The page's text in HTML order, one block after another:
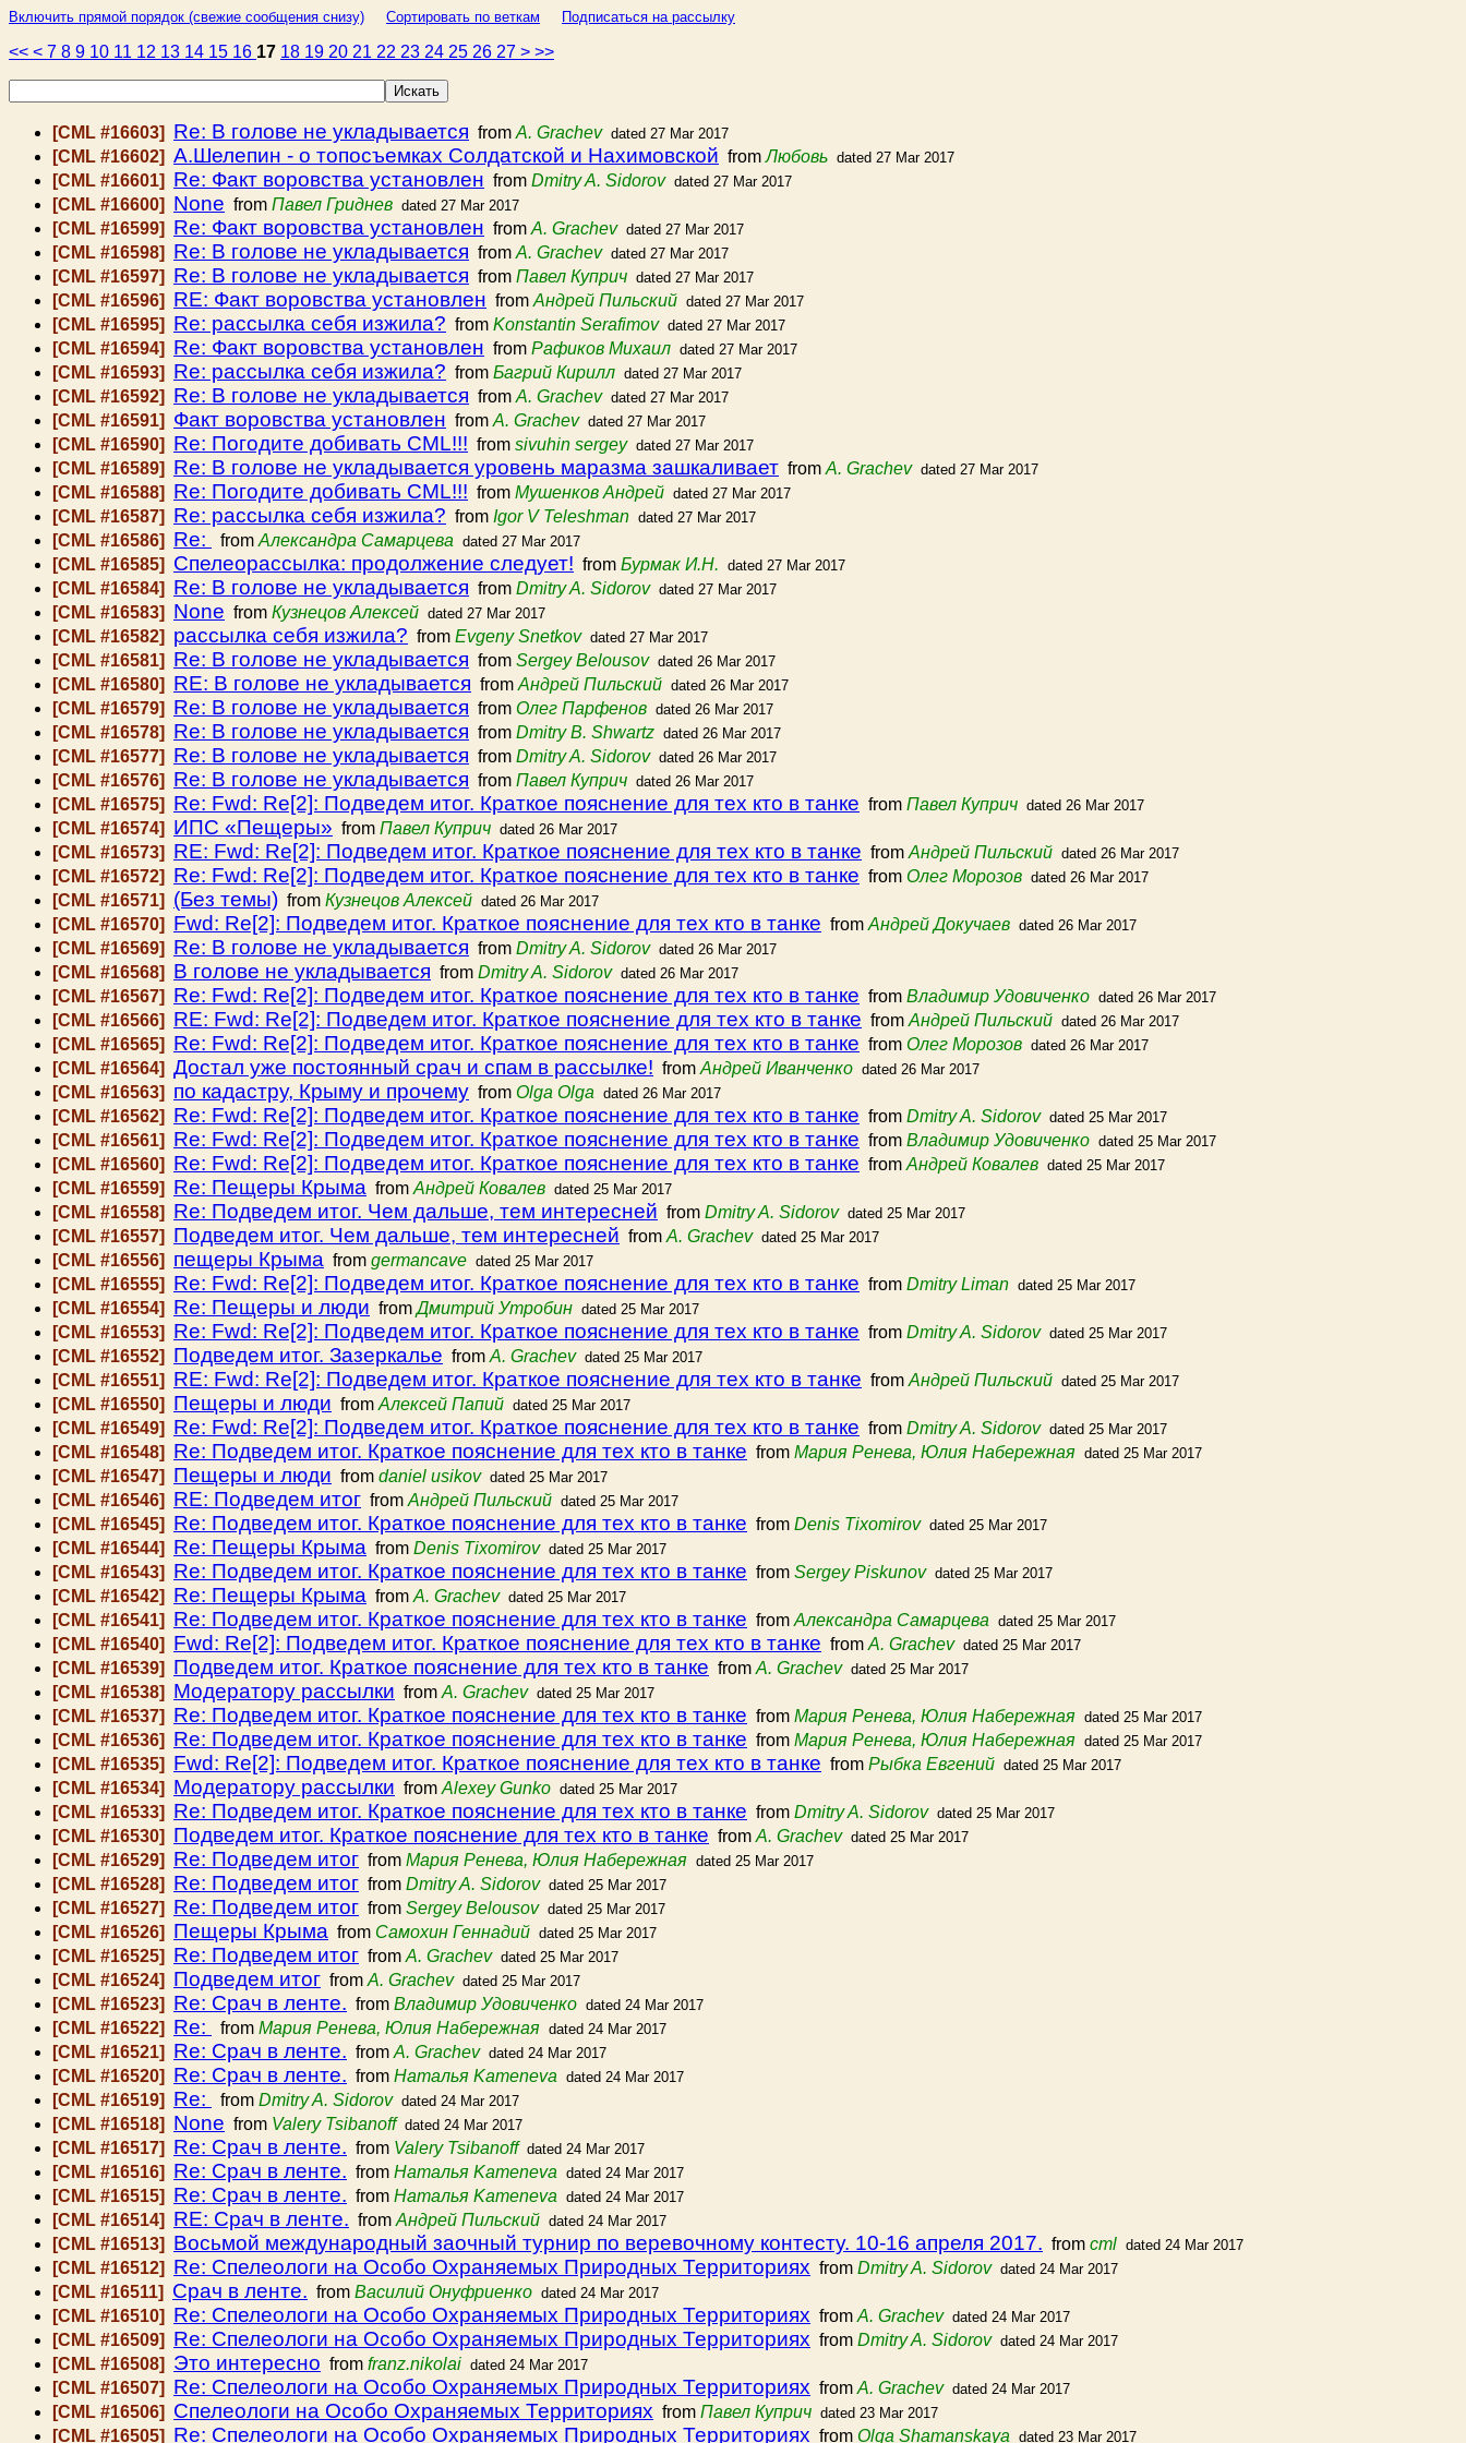
Включить прямой порядок (свежие сообщения снизу) Сортировать по веткам Подписаться на рассылку
<< < 7 8 9 10 11 12 13 14 15 16 17 18 19 20 21 22 23 24 25 26 27 > >>
[CML #16603] Re: В голове не укладывается from A. Grachev dated 27 Mar 2017
[CML #16602] А.Шелепин - о топосъемках Солдатской и Нахимовской fromЛюбовь dated 27 Mar 2017
[CML #16601] Re: Факт воровства установлен from Dmitry A. Sidorov dated 27 Mar 2017
[CML #16600] None from Павел Гриднев dated 27 Mar 2017
[CML #16599] Re: Факт воровства установлен from A. Grachev dated 27 Mar 2017
[CML #16598] Re: В голове не укладывается from A. Grachev dated 27 Mar 2017
[CML #16597] Re: В голове не укладывается from Павел Куприч dated 27 Mar 2017
[CML #16596] RE: Факт воровства установлен from Андрей Пильский dated 27 Mar 2017
[CML #16595] Re: рассылка себя изжила? from Konstantin Serafimov dated 27 Mar 2017
[CML #16594] Re: Факт воровства установлен from Рафиков Михаил dated 27 Mar 2017
[CML #16593] Re: рассылка себя изжила? from Багрий Кирилл dated 27 Mar 2017
[CML #16592] Re: В голове не укладывается from A. Grachev dated 27 Mar 2017
[CML #16591] Факт воровства установлен from A. Grachev dated 27 Mar 2017
[CML #16590] Re: Погодите добивать CML!!! from sivuhin sergey dated 27 Mar 2017
[CML #16589] Re: В голове не укладывается уровень маразма зашкаливает from A. Grachev dated 27 Mar 2017
[CML #16588] Re: Погодите добивать CML!!! from Мушенков Андрей dated 27 Mar 2017
[CML #16587] Re: рассылка себя изжила? from Igor V Teleshman dated 27 Mar 2017
[CML #16586] Re: from Александра Самарцева dated 27 Mar 2017
[CML #16585] Спелеорассылка: продолжение следует! from Бурмак И.Н. dated 27 Mar 2017
[CML #16584] Re: В голове не укладывается from Dmitry A. Sidorov dated 27 Mar 2017
[CML #16583] None from Кузнецов Алексей dated 27 Mar 2017
[CML #16582] рассылка себя изжила? from Evgeny Snetkov dated 27 Mar 2017
[CML #16581] Re: В голове не укладывается from Sergey Belousov dated 26 Mar 2017
[CML #16580] RE: В голове не укладывается from Андрей Пильский dated 26 Mar 2017
[CML #16579] Re: В голове не укладывается from Олег Парфенов dated 26 Mar 2017
[CML #16578] Re: В голове не укладывается from Dmitry B. Shwartz dated 26 Mar 2017
[CML #16577] Re: В голове не укладывается from Dmitry A. Sidorov dated 26 Mar 2017
[CML #16576] Re: В голове не укладывается from Павел Куприч dated 26 Mar 2017
[CML #16575] Re: Fwd: Re[2]: Подведем итог. Краткое пояснение для тех кто в танке from Павел Куприч dated 26 Mar 2017
[CML #16574] ИПС «Пещеры» from Павел Куприч dated 26 Mar 2017
[CML #16573] RE: Fwd: Re[2]: Подведем итог. Краткое пояснение для тех кто в танке from Андрей Пильский dated 26 Mar 2017
[CML #16572] Re: Fwd: Re[2]: Подведем итог. Краткое пояснение для тех кто в танке from Олег Морозов dated 26 Mar 2017
[CML #16571] (Без темы) from Кузнецов Алексей dated 26 Mar 2017
[CML #16570] Fwd: Re[2]: Подведем итог. Краткое пояснение для тех кто в танке from Андрей Докучаев dated 26 Mar 2017
[CML #16569] Re: В голове не укладывается from Dmitry A. Sidorov dated 26 Mar 2017
[CML #16568] В голове не укладывается from Dmitry A. Sidorov dated 26 Mar 2017
[CML #16567] Re: Fwd: Re[2]: Подведем итог. Краткое пояснение для тех кто в танке from Владимир Удовиченко dated 26 Mar 2017
[CML #16566] RE: Fwd: Re[2]: Подведем итог. Краткое пояснение для тех кто в танке from Андрей Пильский dated 26 Mar 2017
[CML #16565] Re: Fwd: Re[2]: Подведем итог. Краткое пояснение для тех кто в танке from Олег Морозов dated 26 Mar 2017
[CML #16564] Достал уже постоянный срач и спам в рассылке! from Андрей Иванченко dated 26 Mar 2017
[CML #16563] по кадастру, Крыму и прочему from Olga Olga dated 26 Mar 2017
[CML #16562] Re: Fwd: Re[2]: Подведем итог. Краткое пояснение для тех кто в танке from Dmitry A. Sidorov dated 25 Mar 2017
[CML #16561] Re: Fwd: Re[2]: Подведем итог. Краткое пояснение для тех кто в танке from Владимир Удовиченко dated 25 Mar 2017
[CML #16560] Re: Fwd: Re[2]: Подведем итог. Краткое пояснение для тех кто в танке from Андрей Ковалев dated 25 Mar 2017
[CML #16559] Re: Пещеры Крыма from Андрей Ковалев dated 25 Mar 2017
[CML #16558] Re: Подведем итог. Чем дальше, тем интересней from Dmitry A. Sidorov dated 25 Mar 2017
[CML #16557] Подведем итог. Чем дальше, тем интересней from A. Grachev dated 25 Mar 2017
[CML #16556] пещеры Крыма from germancave dated 25 Mar 2017
[CML #16555] Re: Fwd: Re[2]: Подведем итог. Краткое пояснение для тех кто в танке from Dmitry Liman dated 25 Mar 2017
[CML #16554] Re: Пещеры и люди fromДмитрий Утробин dated 25 Mar 2017
[CML #16553] Re: Fwd: Re[2]: Подведем итог. Краткое пояснение для тех кто в танке from Dmitry A. Sidorov dated 25 Mar 2017
[CML #16552] Подведем итог. Зазеркалье from A. Grachev dated 25 Mar 2017
[CML #16551] RE: Fwd: Re[2]: Подведем итог. Краткое пояснение для тех кто в танке from Андрей Пильский dated 25 Mar 2017
[CML #16550] Пещеры и люди from Алексей Папий dated 25 Mar 2017
[CML #16549] Re: Fwd: Re[2]: Подведем итог. Краткое пояснение для тех кто в танке from Dmitry A. Sidorov dated 25 Mar 2017
[CML #16548] Re: Подведем итог. Краткое пояснение для тех кто в танке from Мария Ренева, Юлия Набережная dated 25 Mar 2017
[CML #16547] Пещеры и люди from daniel usikov dated 25 Mar 2017
[CML #16546] RE: Подведем итог from Андрей Пильский dated 25 Mar 2017
[CML #16545] Re: Подведем итог. Краткое пояснение для тех кто в танке from Denis Tixomirov dated 25 Mar 2017
[CML #16544] Re: Пещеры Крыма from Denis Tixomirov dated 25 Mar 2017
[CML #16543] Re: Подведем итог. Краткое пояснение для тех кто в танке from Sergey Piskunov dated 25 Mar 2017
[CML #16542] Re: Пещеры Крыма from A. Grachev dated 25 Mar 2017
[CML #16541] Re: Подведем итог. Краткое пояснение для тех кто в танке from Александра Самарцева dated 25 Mar 2017
[CML #16540] Fwd: Re[2]: Подведем итог. Краткое пояснение для тех кто в танке from A. Grachev dated 25 Mar 2017
[CML #16539] Подведем итог. Краткое пояснение для тех кто в танке from A. Grachev dated 25 Mar 2017
[CML #16538] Модератору рассылки from A. Grachev dated 25 Mar 2017
[CML #16537] Re: Подведем итог. Краткое пояснение для тех кто в танке from Мария Ренева, Юлия Набережная dated 25 Mar 2017
[CML #16536] Re: Подведем итог. Краткое пояснение для тех кто в танке from Мария Ренева, Юлия Набережная dated 25 Mar 2017
[CML #16535] Fwd: Re[2]: Подведем итог. Краткое пояснение для тех кто в танке from Рыбка Евгений dated 25 Mar 2017
[CML #16534] Модератору рассылки from Alexey Gunko dated 25 Mar 2017
[CML #16533] Re: Подведем итог. Краткое пояснение для тех кто в танке from Dmitry A. Sidorov dated 25 Mar 2017
[CML #16530] Подведем итог. Краткое пояснение для тех кто в танке from A. Grachev dated 25 Mar 2017
[CML #16529] Re: Подведем итог from Мария Ренева, Юлия Набережная dated 25 Mar 2017
[CML #16528] Re: Подведем итог from Dmitry A. Sidorov dated 25 Mar 2017
[CML #16527] Re: Подведем итог from Sergey Belousov dated 25 Mar 2017
[CML #16526] Пещеры Крыма from Самохин Геннадий dated 25 Mar 2017
[CML #16525] Re: Подведем итог from A. Grachev dated 25 Mar 2017
[CML #16524] Подведем итог from A. Grachev dated 25 Mar 2017
[CML #16523] Re: Срач в ленте. from Владимир Удовиченко dated 24 Mar 2017
[CML #16522] Re: from Мария Ренева, Юлия Набережная dated 24 Mar 2017
[CML #16521] Re: Срач в ленте. from A. Grachev dated 24 Mar 2017
[CML #16520] Re: Срач в ленте. from Наталья Kameneva dated 24 Mar 2017
[CML #16519] Re: from Dmitry A. Sidorov dated 24 Mar 2017
[CML #16518] None from Valery Tsibanoff dated 24 Mar 2017
[CML #16517] Re: Срач в ленте. from Valery Tsibanoff dated 24 Mar 2017
[CML #16516] Re: Срач в ленте. from Наталья Kameneva dated 24 Mar 2017
[CML #16515] Re: Срач в ленте. from Наталья Kameneva dated 24 Mar 2017
[CML #16514] RE: Срач в ленте. from Андрей Пильский dated 24 Mar 2017
[CML #16513] Восьмой международный заочный турнир по веревочному контесту. 10-16 апреля 2017. from cml dated 24 Mar 2017
[CML #16512] Re: Спелеологи на Особо Охраняемых Природных Территориях from Dmitry A. Sidorov dated 24 Mar 2017
[CML #16511] Срач в ленте. from Василий Онуфриенко dated 24 Mar 2017
[CML #16510] Re: Спелеологи на Особо Охраняемых Природных Территориях from A. Grachev dated 24 Mar 2017
[CML #16509] Re: Спелеологи на Особо Охраняемых Природных Территориях from Dmitry A. Sidorov dated 24 Mar 2017
[CML #16508] Это интересно from franz.nikolai dated 24 Mar 2017
[CML #16507] Re: Спелеологи на Особо Охраняемых Природных Территориях from A. Grachev dated 24 Mar 2017
[CML #16506] Спелеологи на Особо Охраняемых Территориях from Павел Куприч dated 23 Mar 2017
[CML #16505] Re: Спелеологи на Особо Охраняемых Природных Территориях from Olga Shamanskaya dated 23 Mar 2017